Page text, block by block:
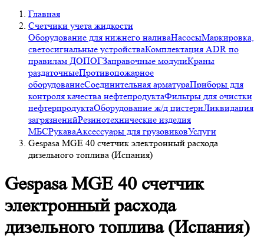
Главная
Счетчики учета жидкости
Оборудование для нижнего наливаНасосыМаркировка,
светосигнальные устройстваКомплектация ADR по
правилам ДОПОГЗаправочные модулиКраны
раздаточныеПротивопожарное
оборудованиеСоединительная арматураПриборы для
контроля качества нефтепродуктаФильтры для очистки
нефтерпродуктаОборудование ж/д цистернЛиквидация
загрязненийРезинотехнические изделия
МБСРукаваАксессуары для грузовиковУслуги
Gespasa MGE 40 счетчик электронный расхода
дизельного топлива (Испания)
Gespasa MGE 40 счетчик
электронный расхода
дизельного топлива (Испания)